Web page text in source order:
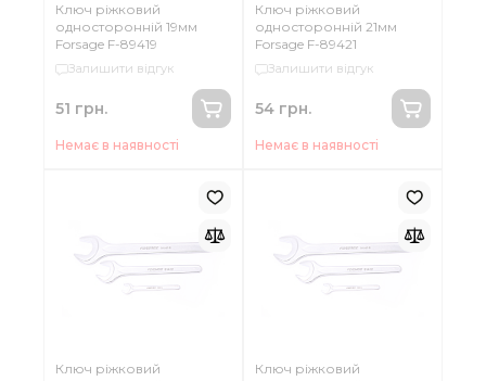
Ключ ріжковий
односторонній 19мм
Forsage F-89419
Залишити відгук
51 грн.
Немає в наявності
Ключ ріжковий
односторонній 21мм
Forsage F-89421
Залишити відгук
54 грн.
Немає в наявності
Ключ ріжковий
Ключ ріжковий